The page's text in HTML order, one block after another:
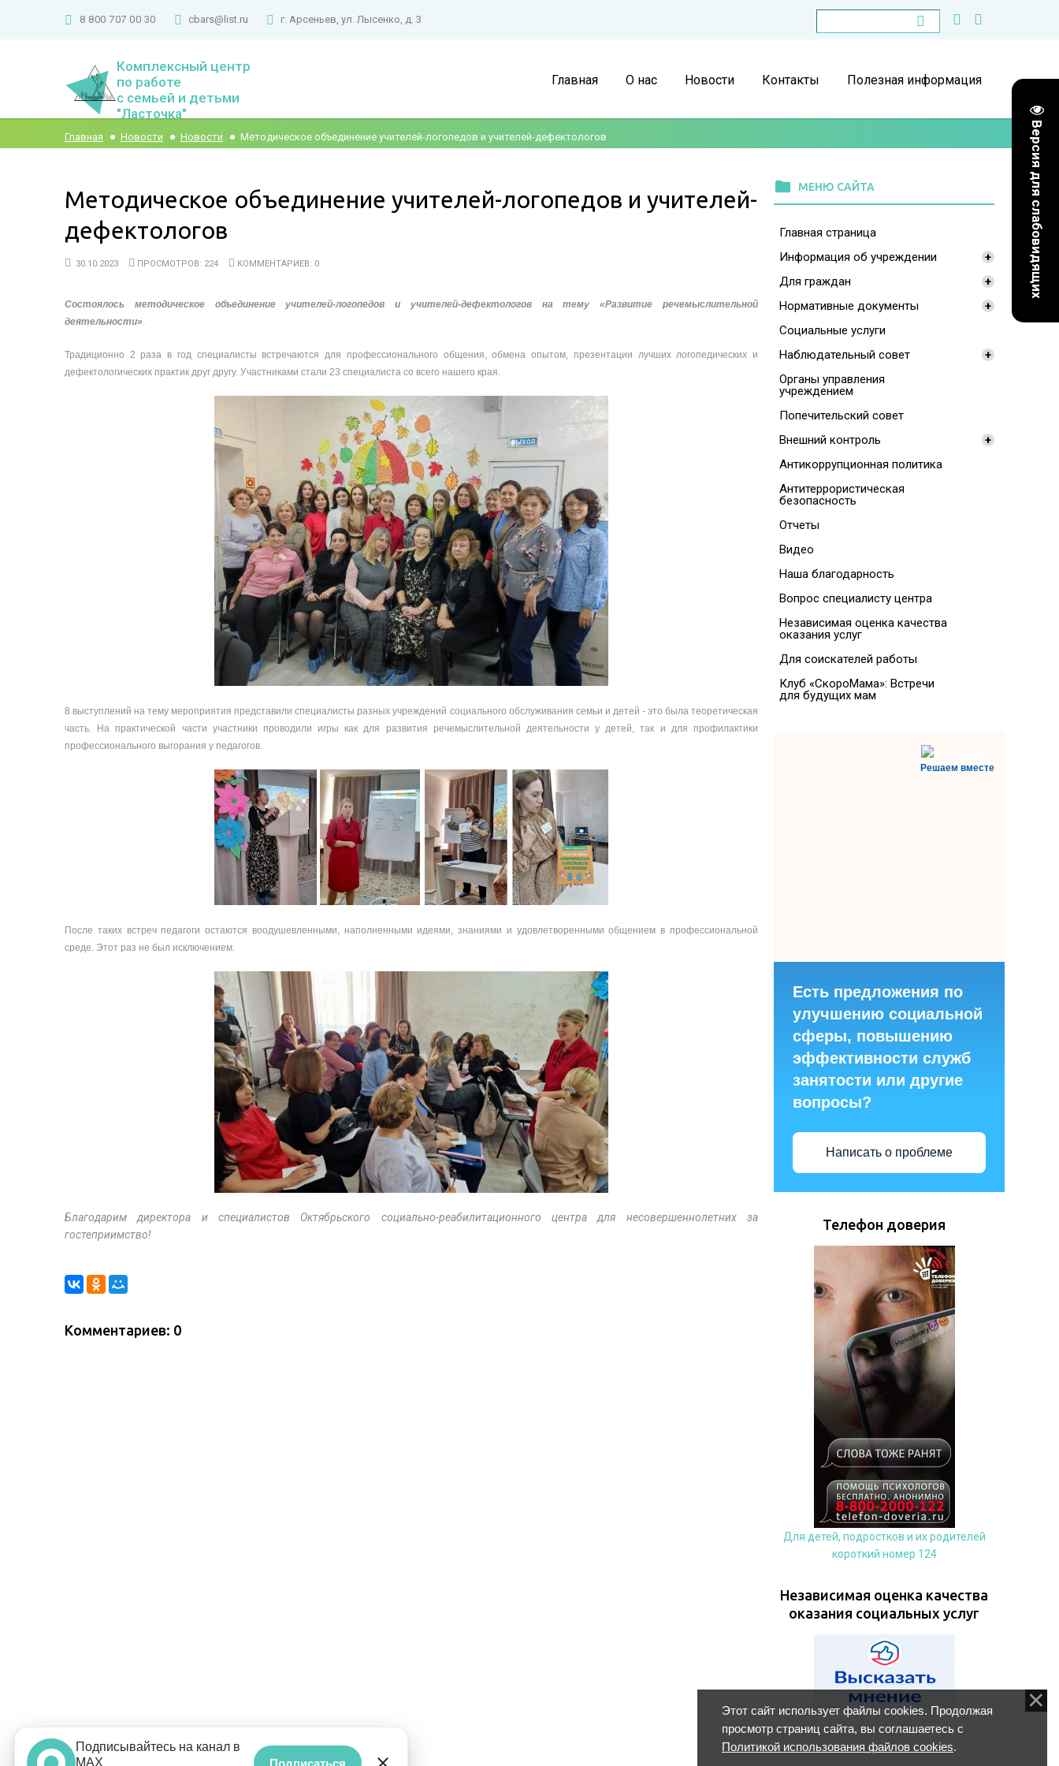
Версия для слабовидящих
8 800 707 00 30 cbars@list.ru г. Арсеньев, ул. Лысенко, д. 3
Комплексный центр
по работе
с семьей и детьми
"Ласточка"
Главная О нас Новости Контакты Полезная информация
Главная Новости Новости Методическое объединение учителей-логопедов и учителей-дефектологов
Методическое объединение учителей-логопедов и учителей-
дефектологов
30.10.2023 ПРОСМОТРОВ: 224 КОММЕНТАРИЕВ: 0
Состоялось методическое объединение учителей-логопедов и учителей-дефектологов на тему «Развитие речемыслительной
деятельности».
Традиционно 2 раза в год специалисты встречаются для профессионального общения, обмена опытом, презентации лучших логопедических и
дефектологических практик друг другу. Участниками стали 23 специалиста со всего нашего края.
8 выступлений на тему мероприятия представили специалисты разных учреждений социального обслуживания семьи и детей - это была теоретическая
часть. На практической части участники проводили игры как для развития речемыслительной деятельности у детей, так и для профилактики
профессионального выгорания у педагогов.
После таких встреч педагоги остаются воодушевленными, наполненными идеями, знаниями и удовлетворенными общением в профессиональной
среде. Этот раз не был исключением.
Благодарим директора и специалистов Октябрьского социально-реабилитационного центра для несовершеннолетних за
гостеприимство!
Комментариев: 0
folder МЕНЮ САЙТА
Главная страница
Информация об учреждении
+
Для граждан
+
Нормативные документы
+
Социальные услуги
Наблюдательный совет
+
Органы управления
учреждением
Попечительский совет
Внешний контроль
+
Антикоррупционная политика
Антитеррористическая
безопасность
Отчеты
Видео
Наша благодарность
Вопрос специалисту центра
Независимая оценка качества
оказания услуг
Для соискателей работы
Клуб «СкороМама»: Встречи
для будущих мам
Решаем вместе
Есть предложения по
улучшению социальной
сферы, повышению
эффективности служб
занятости или другие
вопросы?
Написать о проблеме
Телефон доверия
Для детей, подростков и их родителей
короткий номер 124
Независимая оценка качества
оказания социальных услуг
Подписывайтесь на канал в
MAX
Подписаться
Этот сайт использует файлы cookies. Продолжая
просмотр страниц сайта, вы соглашаетесь с
Политикой использования файлов cookies.